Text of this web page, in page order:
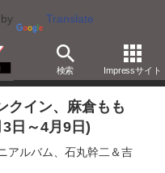
Translate
検索 Impressサイト
ト10
クイン、麻倉もも
日～4月9日)
アルバム、石丸幹二＆吉